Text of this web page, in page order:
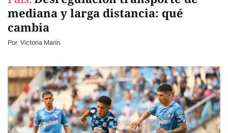
mediana y larga distancia: qué
cambia
Por Victoria Marín